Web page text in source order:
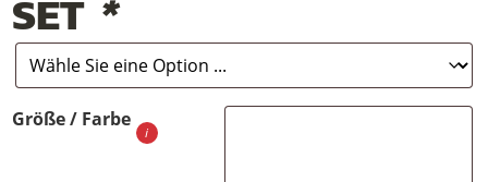
SET *
Größe / Farbe